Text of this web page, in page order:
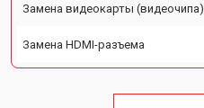
Замена видеокарты (видеочипа)
Замена HDMI-разъема